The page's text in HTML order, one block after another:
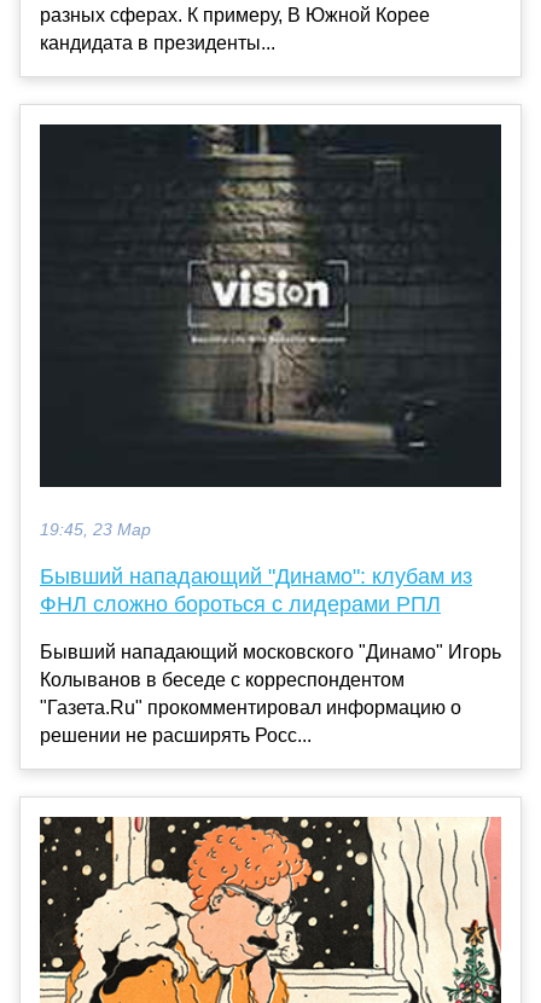
разных сферах. К примеру, В Южной Корее
кандидата в президенты...
19:45, 23 Мар
Бывший нападающий "Динамо": клубам из
ФНЛ сложно бороться с лидерами РПЛ
Бывший нападающий московского "Динамо" Игорь
Колыванов в беседе с корреспондентом
"Газета.Ru" прокомментировал информацию о
решении не расширять Росс...